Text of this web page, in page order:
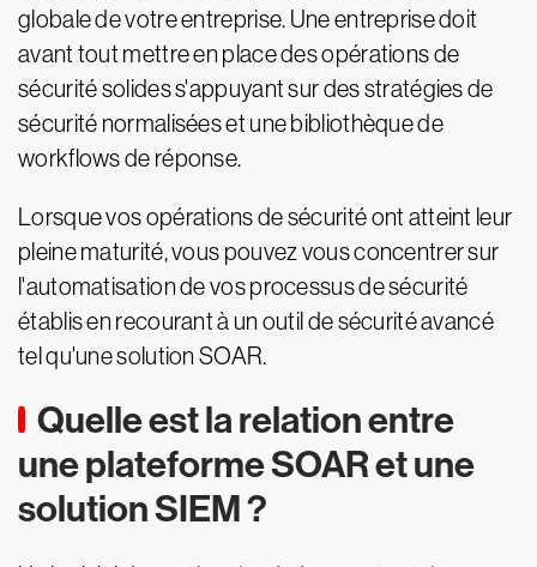
globale de votre entreprise. Une entreprise doit
avant tout mettre en place des opérations de
sécurité solides s'appuyant sur des stratégies de
sécurité normalisées et une bibliothèque de
workflows de réponse.
Lorsque vos opérations de sécurité ont atteint leur
pleine maturité, vous pouvez vous concentrer sur
l'automatisation de vos processus de sécurité
établis en recourant à un outil de sécurité avancé
tel qu'une solution SOAR.
Quelle est la relation entre
une plateforme SOAR et une
solution SIEM ?